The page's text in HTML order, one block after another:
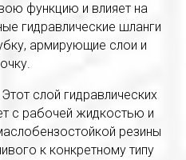
функцию и влияет на
гидравлические шланги
армирующие слои и
Этот слой гидравлических
с рабочей жидкостью и
резины
к конкретному типу